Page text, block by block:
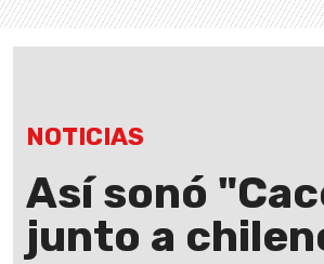
NOTICIAS
Así sonó
junto a